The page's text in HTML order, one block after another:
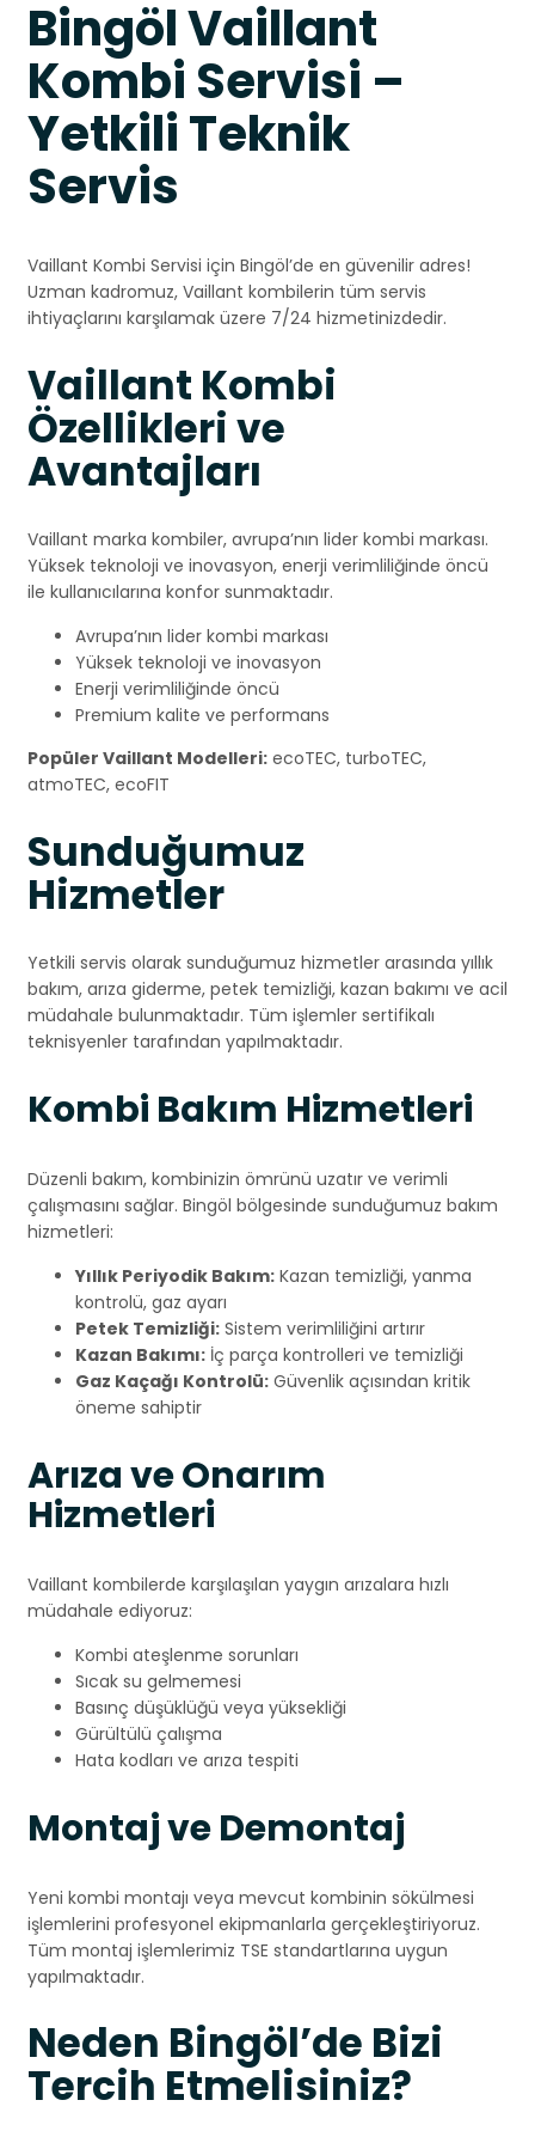
Bingöl Vaillant
Kombi Servisi –
Yetkili Teknik
Servis
Vaillant Kombi Servisi için Bingöl’de en güvenilir adres!
Uzman kadromuz, Vaillant kombilerin tüm servis
ihtiyaçlarını karşılamak üzere 7/24 hizmetinizdedir.
Vaillant Kombi
Özellikleri ve
Avantajları
Vaillant marka kombiler, avrupa’nın lider kombi markası.
Yüksek teknoloji ve inovasyon, enerji verimliliğinde öncü
ile kullanıcılarına konfor sunmaktadır.
Avrupa’nın lider kombi markası
Yüksek teknoloji ve inovasyon
Enerji verimliliğinde öncü
Premium kalite ve performans
Popüler Vaillant Modelleri: ecoTEC, turboTEC,
atmoTEC, ecoFIT
Sunduğumuz
Hizmetler
Yetkili servis olarak sunduğumuz hizmetler arasında yıllık
bakım, arıza giderme, petek temizliği, kazan bakımı ve acil
müdahale bulunmaktadır. Tüm işlemler sertifikalı
teknisyenler tarafından yapılmaktadır.
Kombi Bakım Hizmetleri
Düzenli bakım, kombinizin ömrünü uzatır ve verimli
çalışmasını sağlar. Bingöl bölgesinde sunduğumuz bakım
hizmetleri:
Yıllık Periyodik Bakım: Kazan temizliği, yanma
kontrolü, gaz ayarı
Petek Temizliği: Sistem verimliliğini artırır
Kazan Bakımı: İç parça kontrolleri ve temizliği
Gaz Kaçağı Kontrolü: Güvenlik açısından kritik
öneme sahiptir
Arıza ve Onarım
Hizmetleri
Vaillant kombilerde karşılaşılan yaygın arızalara hızlı
müdahale ediyoruz:
Kombi ateşlenme sorunları
Sıcak su gelmemesi
Basınç düşüklüğü veya yüksekliği
Gürültülü çalışma
Hata kodları ve arıza tespiti
Montaj ve Demontaj
Yeni kombi montajı veya mevcut kombinin sökülmesi
işlemlerini profesyonel ekipmanlarla gerçekleştiriyoruz.
Tüm montaj işlemlerimiz TSE standartlarına uygun
yapılmaktadır.
Neden Bingöl’de Bizi
Tercih Etmelisiniz?